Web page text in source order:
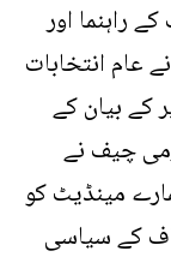
راہنما اور
عام انتخابات
کے بیان کے
چیف نے
مینڈیٹ کو
کے سیاسی